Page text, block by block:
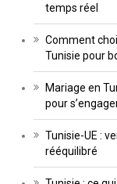
temps réel
Comment
Tunisie pour
Mariage en
pour
Tunisie-UE :
rééquilibré